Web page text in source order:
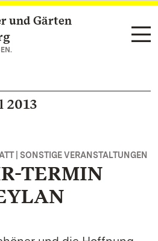
und Gärten
2013
| SONSTIGE VERANSTALTUNGEN
TERMIN